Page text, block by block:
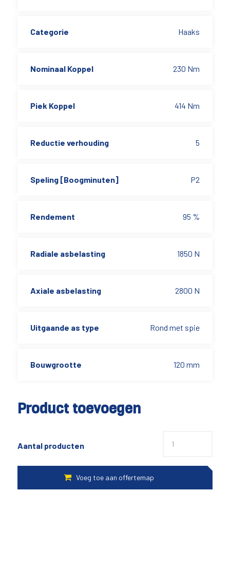
Product toevoegen
Aantal producten
Categorie Haaks
Nominaal Koppel 230 Nm
Piek Koppel 414 Nm
Reductie verhouding 5
Speling [Boogminuten] P2
Rendement 95 %
Radiale asbelasting 1850 N
Axiale asbelasting 2800 N
Uitgaande as type Rond met spie
Bouwgrootte 120 mm